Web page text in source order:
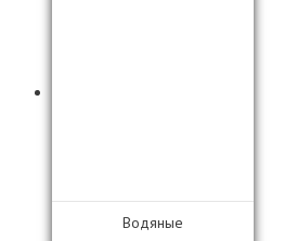
Водяные